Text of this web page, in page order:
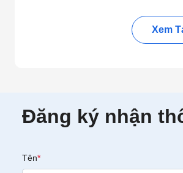
Xem
Đăng ký nhận
Tên*